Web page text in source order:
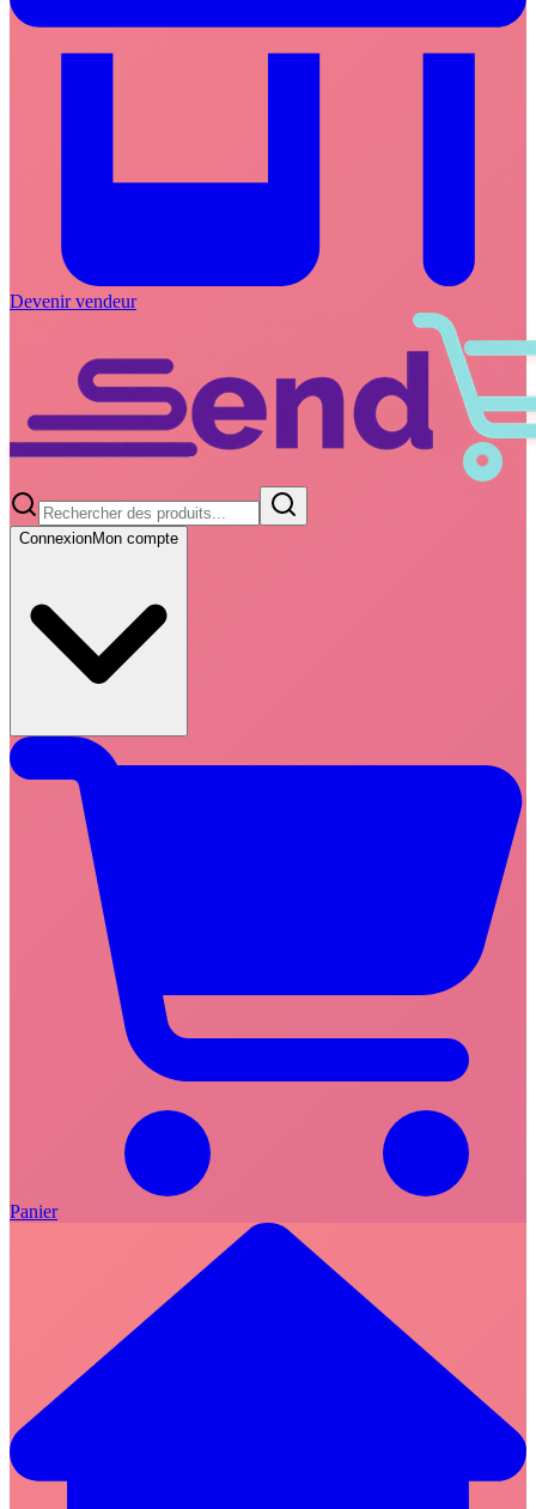
Devenir vendeur
ConnexionMon compte
Panier